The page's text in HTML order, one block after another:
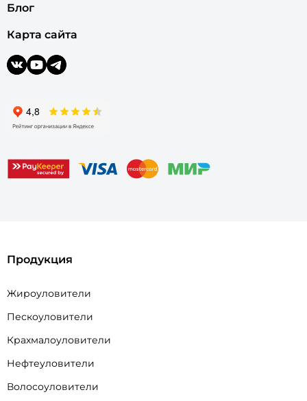
Блог
Карта сайта
Продукция
Жироуловители
Пескоуловители
Крахмалоуловители
Нефтеуловители
Волосоуловители